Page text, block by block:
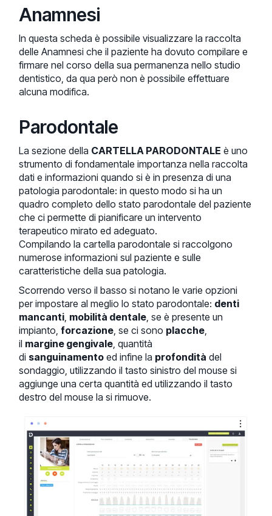
Anamnesi
In questa scheda è possibile visualizzare la raccolta
delle Anamnesi che il paziente ha dovuto compilare e
firmare nel corso della sua permanenza nello studio
dentistico, da qua però non è possibile effettuare
alcuna modifica.
Parodontale
La sezione della CARTELLA PARODONTALE è uno
strumento di fondamentale importanza nella raccolta
dati e informazioni quando si è in presenza di una
patologia parodontale: in questo modo si ha un
quadro completo dello stato parodontale del paziente
che ci permette di pianificare un intervento
terapeutico mirato ed adeguato.
Compilando la cartella parodontale si raccolgono
numerose informazioni sul paziente e sulle
caratteristiche della sua patologia.
Scorrendo verso il basso si notano le varie opzioni
per impostare al meglio lo stato parodontale: denti
mancanti, mobilità dentale, se è presente un
impianto,forcazione, se ci sono placche,
il margine gengivale, quantità
di sanguinamento ed infine la profondità del
sondaggio, utilizzando il tasto sinistro del mouse si
aggiunge una certa quantità ed utilizzando il tasto
destro del mouse la si rimuove.